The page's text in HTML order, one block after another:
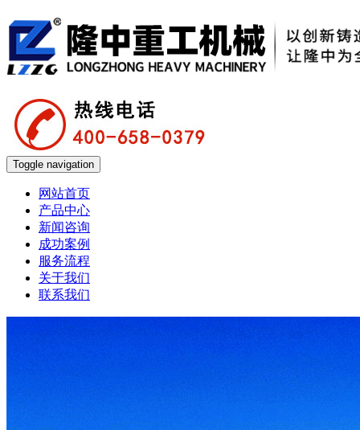
Toggle navigation
网站首页
产品中心
新闻咨询
成功案例
服务流程
关于我们
联系我们